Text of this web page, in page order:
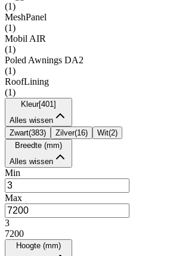
(1)
MeshPanel
(1)
Mobil AIR
(1)
Poled Awnings DA2
(1)
RoofLining
(1)
Kleur[401 ]
Alles wissen
Zwart(383) Zilver(16) Wit(2)
Breedte (mm)
Alles wissen
Min
Max
3
7200
Hoogte (mm)